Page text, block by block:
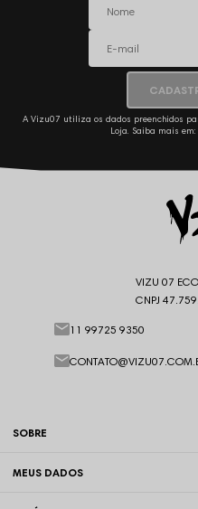
A Vizu07 utiliza os dados preenchidos
Loja. Saiba mais em:
SOBRE
MEUS DADOS
VIZU 07
CNPJ
11 99725 9350